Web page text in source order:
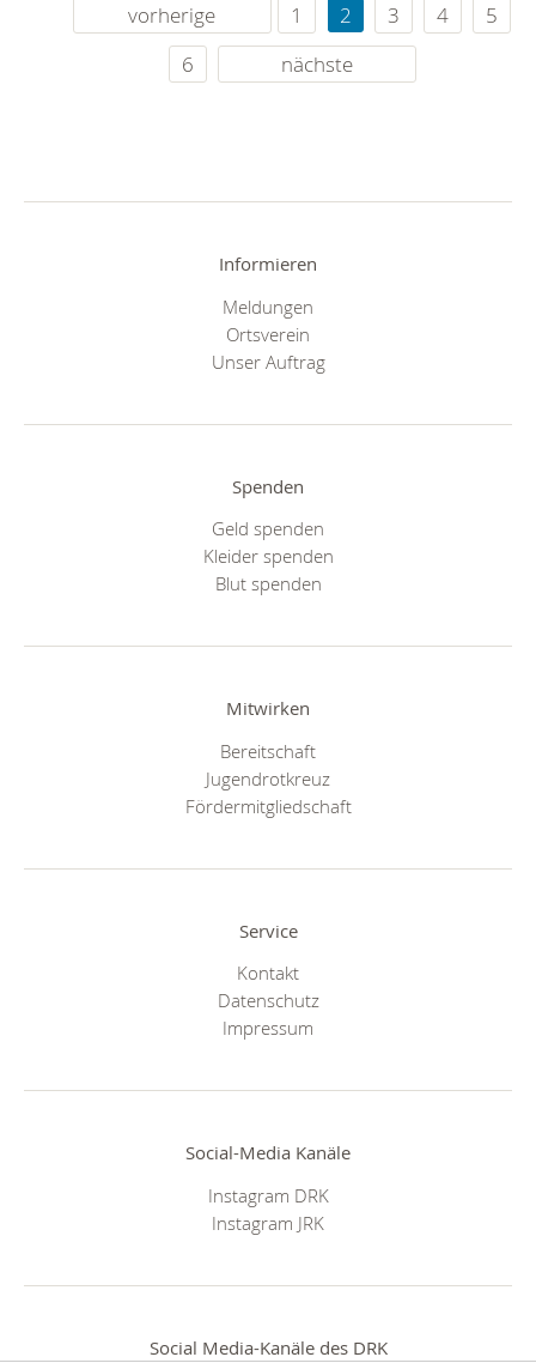
vorherige 1 2 3 4
5
6
nächste
Informieren
Meldungen
Ortsverein
Unser Auftrag
Spenden
Geld spenden
Kleider spenden
Blut spenden
Mitwirken
Bereitschaft
Jugendrotkreuz
Fördermitgliedschaft
Service
Kontakt
Datenschutz
Impressum
Social-Media Kanäle
Instagram DRK
Instagram JRK
Social Media-Kanäle des DRK